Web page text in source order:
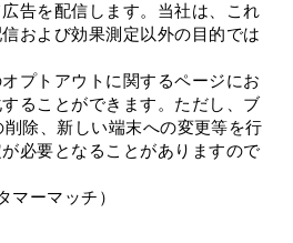
告を配信します。当社は、これ
および効果測定以外の目的では
プトアウトに関するページにお
ることができます。ただし、ブ
除、新しい端末への変更等を行
必要となることがありますので
マーマッチ）